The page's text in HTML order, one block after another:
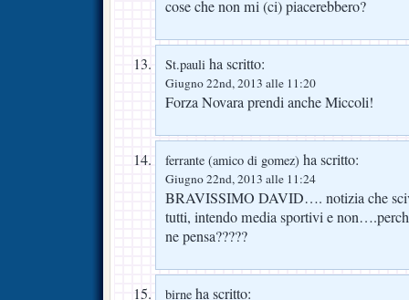
cose che non mi (ci) piacerebbero?
St.pauli ha scritto:
Giugno 22nd, 2013 alle 11:20
Forza Novara prendi anche Miccoli!
ferrante (amico di gomez) ha scritto:
Giugno 22nd, 2013 alle 11:24
BRAVISSIMO DAVID…. notizia che
tutti, intendo media sportivi e
ne pensa?????
birne ha scritto: